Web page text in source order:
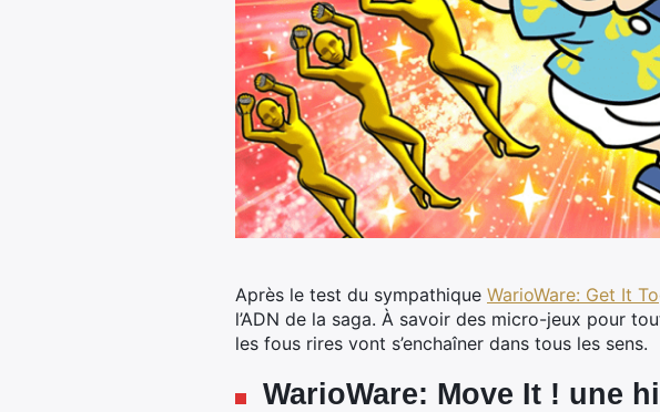
Après le test du sympathique WarioWare: Get It
l’ADN de la saga. À savoir des micro-jeux pour
les fous rires vont s’enchaîner dans tous les sens.
WarioWare: Move It ! une